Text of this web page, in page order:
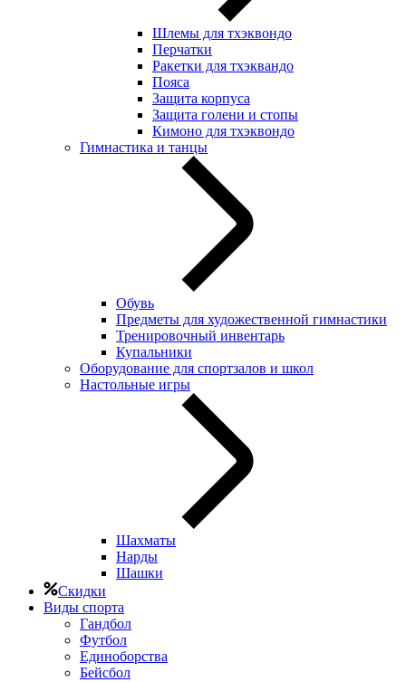
Шлемы для тхэквондо
Перчатки
Ракетки для тхэквандо
Пояса
Защита корпуса
Защита голени и стопы
Кимоно для тхэквондо
Гимнастика и танцы
Обувь
Предметы для художественной гимнастики
Тренировочный инвентарь
Купальники
Оборудование для спортзалов и школ
Настольные игры
Шахматы
Нарды
Шашки
Скидки
Виды спорта
Гандбол
Футбол
Единоборства
Бейсбол